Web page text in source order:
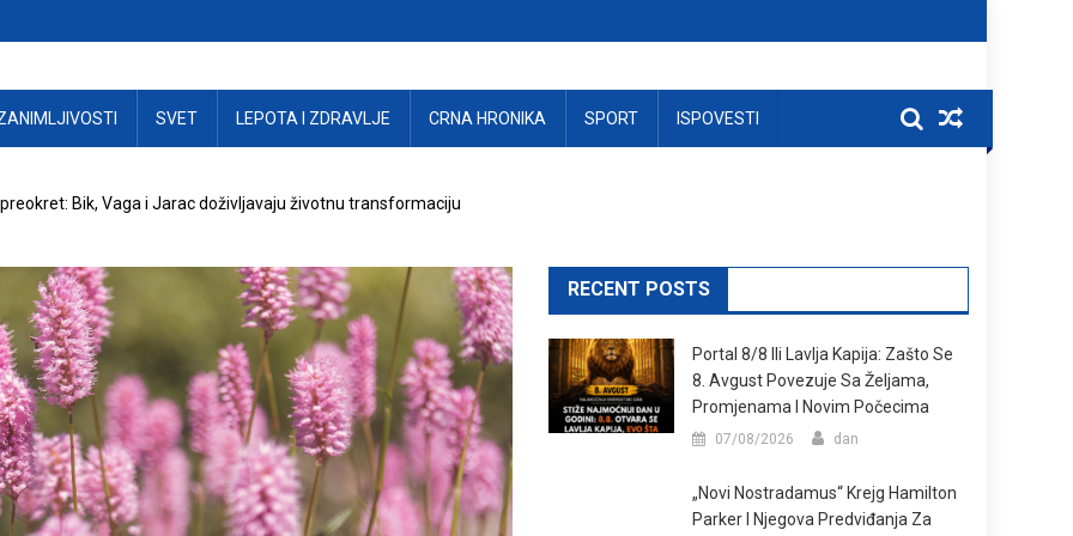
SVET LEPOTA I ZDRAVLJE CRNA HRONIKA SPORT ISPOVESTI
Bik, Vaga i Jarac doživljavaju životnu transformaciju
RECENT POSTS
Portal 8/8 Ili Lavlja Kapija: Zašto Se
8. Avgust Povezuje Sa Željama,
Promjenama I Novim Počecima
07/08/2026 dan
„Novi Nostradamus“ Krejg Hamilton
Parker I Njegova Predviđanja Za